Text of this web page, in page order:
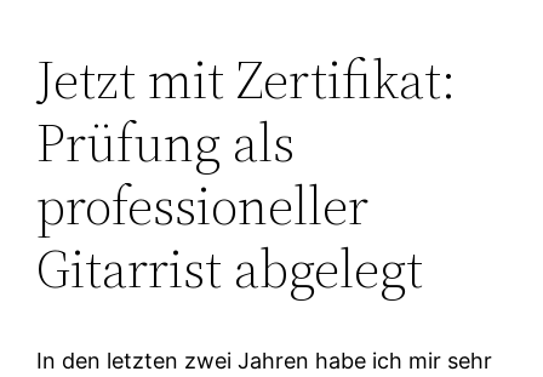
Jetzt mit Zertifikat:
Prüfung als
professioneller
Gitarrist abgelegt
In den letzten zwei Jahren habe ich mir sehr